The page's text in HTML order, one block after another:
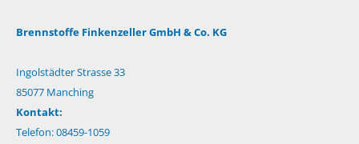
Brennstoffe Finkenzeller GmbH & Co. KG
Ingolstädter Strasse 33
85077 Manching
Kontakt:
Telefon: 08459-1059